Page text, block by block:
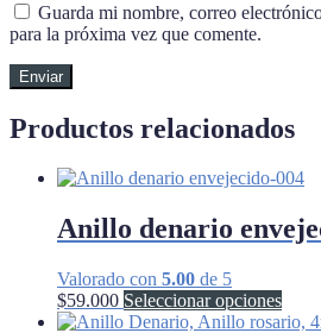
Guarda mi nombre, correo
para la próxima vez que comente.
Productos relacionados
Anillo denario
Valorado con 5.00 de 5
$59.000 Seleccionar opcionesEste